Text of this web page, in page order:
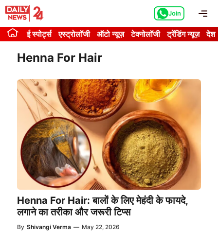
Skip
content
Join
ई स्पोर्ट्स एस्ट्रोलॉजी ऑटो न्यूज़ टेक्नोलॉजी ट्रेंडिंग न्यूज़ देश
Henna For Hair
Henna For Hair: बालों के लिए मेहंदी के फायदे,
लगाने का तरीका और जरूरी टिप्स
By Shivangi Verma — May 22, 2026